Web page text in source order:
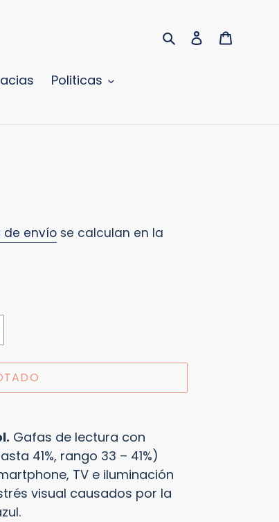
BuscarIngresar
Politicas
de envío se calculan en la
Gafas de lectura con
41%, rango 33 – 41%)
TV e iluminación
visual causados por la